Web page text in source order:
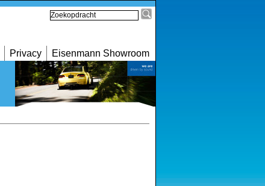
Privacy Eisenmann Showroom